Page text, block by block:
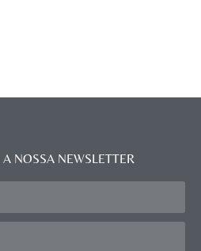
NOSSA NEWSLETTER